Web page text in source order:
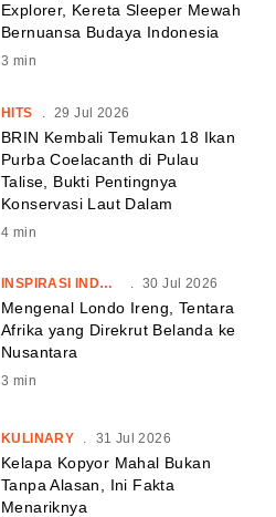
Explorer, Kereta Sleeper Mewah
Bernuansa Budaya Indonesia
3 min
HITS 29 Jul 2026
BRIN Kembali Temukan 18 Ikan
Purba Coelacanth di Pulau
Talise, Bukti Pentingnya
Konservasi Laut Dalam
4 min
INSPIRASI INDONESIA 30 Jul 2026
Mengenal Londo Ireng, Tentara
Afrika yang Direkrut Belanda ke
Nusantara
3 min
KULINARY . 31 Jul 2026
Kelapa Kopyor Mahal Bukan
Tanpa Alasan, Ini Fakta
Menariknya